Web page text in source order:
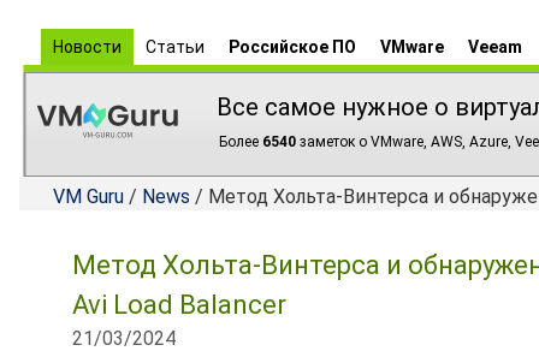
Новости Статьи Российское ПО VMware Veeam
Все самое нужное о
Более 6540 заметок о VMware, AWS, Azure,
VM Guru / News / Метод Хольта-Винтерса и
Метод Хольта-Винтерса и
Avi Load Balancer
21/03/2024